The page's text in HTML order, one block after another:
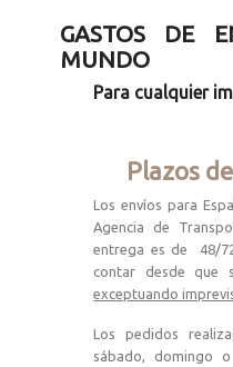
GASTOS DE
MUNDO
Para cualquier
Plazos
Los envíos para
Agencia de
entrega es de 48/
contar desde que
exceptuando
Los pedidos
sábado, domingo